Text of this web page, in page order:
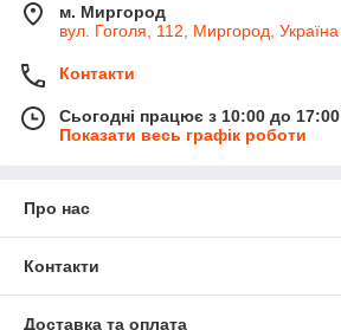
м. Миргород
вул. Гоголя, 112, Миргород, Україна
Контакти
Сьогодні працює з 10:00 до 17:00
Показати весь графік роботи
Про нас
Контакти
Доставка та оплата